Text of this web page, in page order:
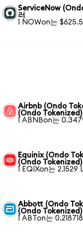
ServiceNow
러
1 NOWon는
Airbnb (Ondo
(Ondo Tokenized)
1 ABNBon는
Equinix (Ondo
(Ondo Tokenized)
1 EQIXon는 2.1529
Abbott (Ondo
(Ondo Tokenized)
1 ABTon는